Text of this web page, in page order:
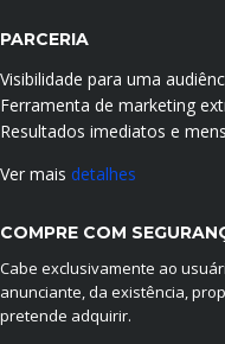
PARCERIA
Visibilidade para uma
Ferramenta de marketing
Resultados imediatos e
Ver mais detalhes
COMPRE COM
Cabe exclusivamente ao
anunciante, da existência,
pretende adquirir.